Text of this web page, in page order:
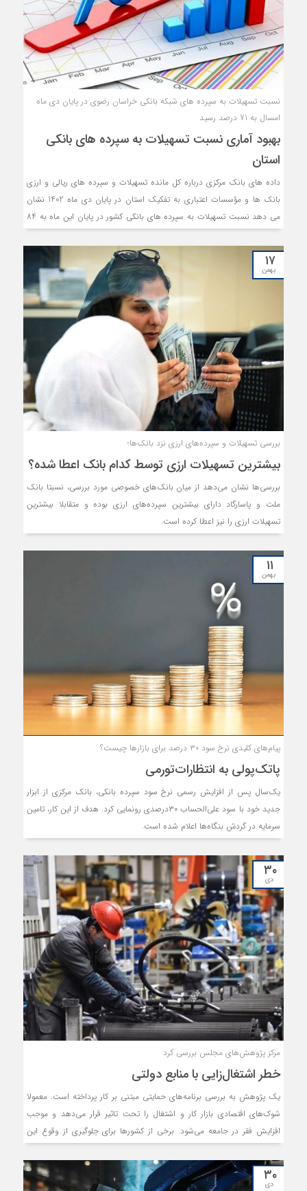
نسبت تسهیلات به سپرده های شبکه بانکی خراسان رضوی در پایان دی ماه
امسال به 71 درصد رسید
بهبود آماری نسبت تسهیلات به سپرده های بانکی
استان
داده های بانک مرکزی درباره کل مانده تسهیلات و سپرده های ریالی و ارزی
بانک ها و مؤسسات اعتباری به تفکیک استان در پایان دی ماه 1402 نشان
می دهد نسبت تسهیلات به سپرده های بانکی کشور در پایان این ماه به 84
درصد رسیده است. یعنی در پایان دی ماه کل سپرده های شبکه بانکی کشور
پس از کسر سپرده قانون به 7 میلیون و929هزار میلیارد تومان رسیده که ازاین
میزان در پایان دی ماه 6 میلیون و 667 هزار میلیارد تومان در قالب تسهیلات
جاری و غیرجاری در اختیار مشتریان گرفته است.
۱۷
بهمن
بررسی تسهیلات و سپرده‌های ارزی نزد بانک‌ها؛
بیشترین تسهیلات ارزی توسط کدام بانک اعطا شده؟
بررسی‌ها نشان می‌دهد از میان بانک‌های خصوصی مورد بررسی، نسبتا بانک
ملت و پاسارگاد دارای بیشترین سپرده‌های ارزی بوده و متقابلا بیشترین
تسهیلات ارزی را نیز اعطا کرده است.
۱۱
بهمن
پیام‌های کلیدی نرخ سود ۳۰ درصد برای بازارها چیست؟
پاتک‌پولی به انتظارات‌تورمی
یک‌سال پس از افزایش رسمی نرخ سود سپرده بانکی، بانک مرکزی از ابزار
جدید خود با سود علی‌الحساب ۳۰درصدی رونمایی کرد. هدف از این کار، تامین
سرمایه در گردش بنگاه‌ها اعلام شده است.
۳۰
دی
مرکز پژوهش‌های مجلس بررسی کرد
خطر اشتغال‌زایی با منابع دولتی
یک پژوهش به بررسی برنامه‌های حمایتی مبتنی بر کار پرداخته است. معمولا
شوک‌های اقتصادی بازار کار و اشتغال را تحت تاثیر قرار می‌دهد و موجب
افزایش فقر در جامعه می‌شود. برخی از کشورها برای جلوگیری از وقوع این
اشتغال و یارانه دستمزد است، استفاده می‌کنند. در واقع در این طرح‌ها دولت
با استفاده از منابع خود سعی می‌کند از بیکار ماندن افراد جلوگیری کرده و آنها
۳۰
دی